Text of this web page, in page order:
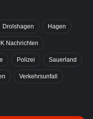
Drolshagen Hagen
Nachrichten
Polizei Sauerland
Verkehrsunfall